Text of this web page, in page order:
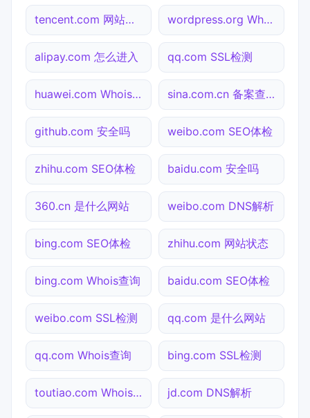
tencent.com 网站状态 wordpress.org Whois查询
alipay.com 怎么进入 qq.com SSL检测
huawei.com Whois查询 sina.com.cn 备案查询
github.com 安全吗 weibo.com SEO体检
zhihu.com SEO体检 baidu.com 安全吗
360.cn 是什么网站 weibo.com DNS解析
bing.com SEO体检 zhihu.com 网站状态
bing.com Whois查询 baidu.com SEO体检
weibo.com SSL检测 qq.com 是什么网站
qq.com Whois查询 bing.com SSL检测
toutiao.com Whois查询 jd.com DNS解析